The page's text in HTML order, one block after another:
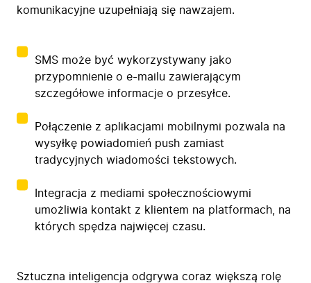
komunikacyjne uzupełniają się nawzajem.
SMS może być wykorzystywany jako
przypomnienie o e-mailu zawierającym
szczegółowe informacje o przesyłce.
Połączenie z aplikacjami mobilnymi pozwala na
wysyłkę powiadomień push zamiast
tradycyjnych wiadomości tekstowych.
Integracja z mediami społecznościowymi
umożliwia kontakt z klientem na platformach, na
których spędza najwięcej czasu.
Sztuczna inteligencja odgrywa coraz większą rolę